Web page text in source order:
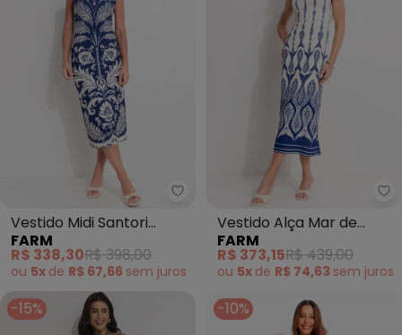
Farm - Vestido Midi Santori
Vestido Midi Santori
(Azul)
FARM
R$ 338,30R$ 398,00
ou 5x de R$ 67,66 sem juros
Vestido Alça Mar de
Estrelas (Off White)
FARM
R$ 373,15R$ 439,00
ou 5x de R$ 74,63 sem juros
-15% -10%